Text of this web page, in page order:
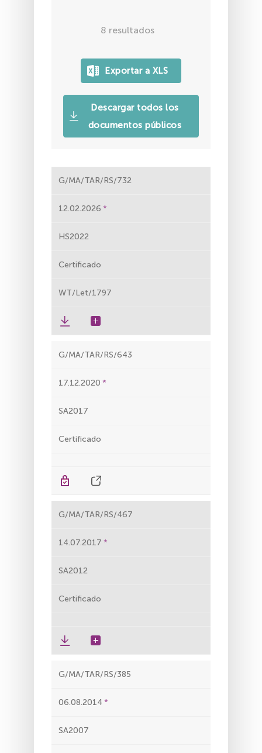
8 resultados
Descargar todos los
documentos públicos
G/MA/TAR/RS/732
12.02.2026
HS2022
Certificado
WT/Let/1797
G/MA/TAR/RS/643
17.12.2020
SA2017
Certificado
G/MA/TAR/RS/467
14.07.2017
SA2012
Certificado
G/MA/TAR/RS/385
06.08.2014
SA2007